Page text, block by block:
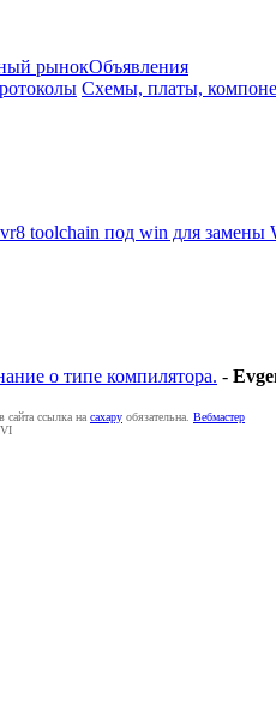
рынокОбъявления
Схемы, платы,
toolchain под win для
о типе компилятора. -
сайта ссылка на caxapу обязательна. Вебмастер